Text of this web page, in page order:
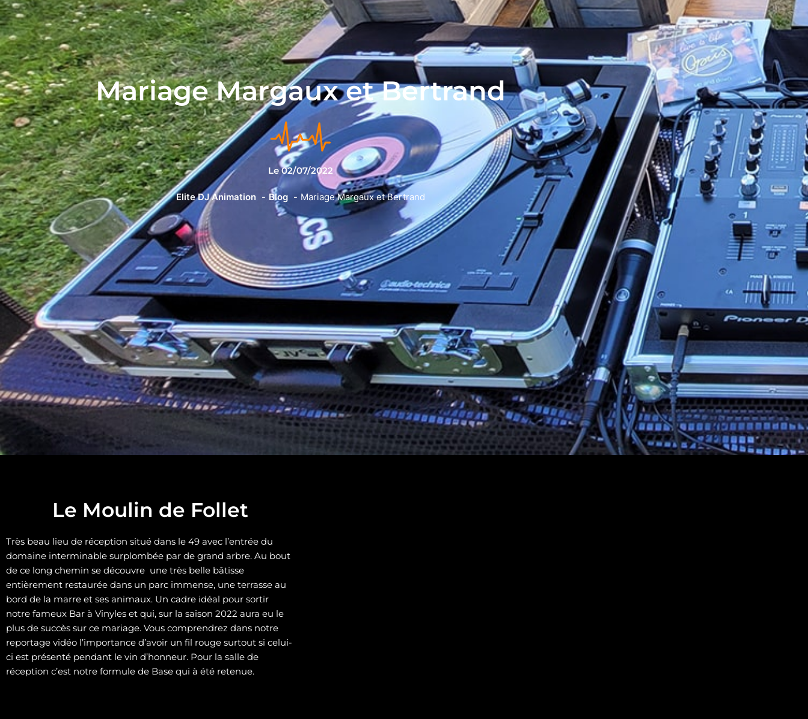
Mariage Margaux et Bertrand
Le 02/07/2022
Elite DJ Animation Blog Mariage Margaux et Bertrand
Le Moulin de Follet
Très beau lieu de réception situé dans le 49 avec l’entrée du
domaine interminable surplombée par de grand arbre. Au bout
de ce long chemin se découvre une très belle bâtisse
entièrement restaurée dans un parc immense, une terrasse au
bord de la marre et ses animaux. Un cadre idéal pour sortir
notre fameux Bar à Vinyles et qui, sur la saison 2022 aura eu le
plus de succès sur ce mariage. Vous comprendrez dans notre
reportage vidéo l’importance d’avoir un fil rouge surtout si celui-
ci est présenté pendant le vin d’honneur. Pour la salle de
réception c’est notre formule de Base qui à été retenue.